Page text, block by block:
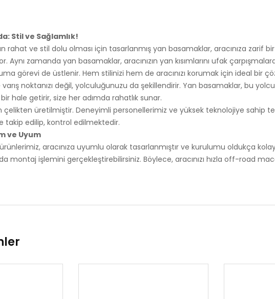
Stil ve Sağlamlık!
rahat ve stil dolu olması için tasarlanmış yan basamaklar, aracınıza zarif
Aynı zamanda yan basamaklar, aracınızın yan kısımlarını ufak
görevi de üstlenir. Hem stilinizi hem de aracınızı korumak için ideal bir
noktanızı değil, yolculuğunuzu da şekillendirir. Yan basamaklar, bu
hale getirir, size her adımda rahatlık sunar.
çelikten üretilmiştir. Deneyimli personellerimiz ve yüksek teknolojiye sahip
takip edilip, kontrol edilmektedir.
ve Uyum
aracınıza uyumlu olarak tasarlanmıştır ve kurulumu oldukça
montaj işlemini gerçekleştirebilirsiniz. Böylece, aracınızı hızla off-road